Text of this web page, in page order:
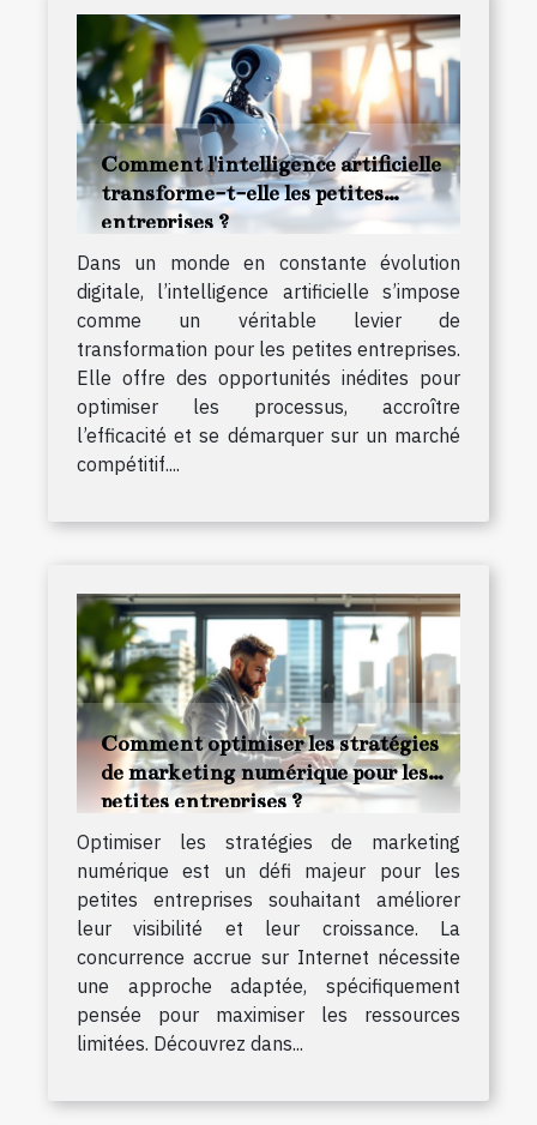
Comment l'intelligence artificielle
transforme-t-elle les petites
entreprises ?
Dans un monde en constante évolution
digitale, l’intelligence artificielle s’impose
comme un véritable levier de
transformation pour les petites entreprises.
Elle offre des opportunités inédites pour
optimiser les processus, accroître
l’efficacité et se démarquer sur un marché
compétitif....
Comment optimiser les stratégies
de marketing numérique pour les
petites entreprises ?
Optimiser les stratégies de marketing
numérique est un défi majeur pour les
petites entreprises souhaitant améliorer
leur visibilité et leur croissance. La
concurrence accrue sur Internet nécessite
une approche adaptée, spécifiquement
pensée pour maximiser les ressources
limitées. Découvrez dans...